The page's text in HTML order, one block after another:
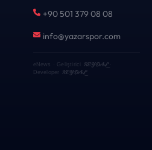
+90 501 379 08 08
info@yazarspor.com
eNews · Geliştirici KEYDAL·
Developer KEYDAL